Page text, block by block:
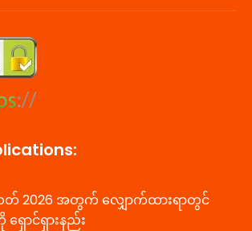
2026 အတွက် လျှောက်ထားရာတွင်
ောင်ရှားနည်း